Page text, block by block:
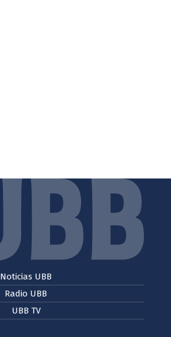
Noticias UBB
Radio UBB
UBB TV